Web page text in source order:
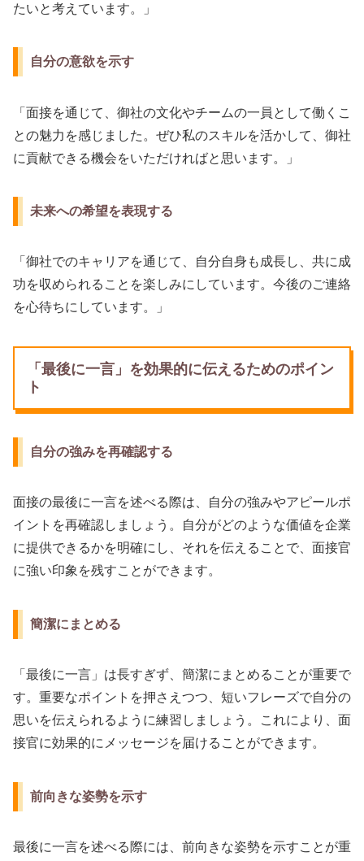
たいと考えています。」
自分の意欲を示す
「面接を通じて、御社の文化やチームの一員として働くこ
との魅力を感じました。ぜひ私のスキルを活かして、御社
に貢献できる機会をいただければと思います。」
未来への希望を表現する
「御社でのキャリアを通じて、自分自身も成長し、共に成
功を収められることを楽しみにしています。今後のご連絡
を心待ちにしています。」
「最後に一言」を効果的に伝えるためのポイン
ト
自分の強みを再確認する
面接の最後に一言を述べる際は、自分の強みやアピールポ
イントを再確認しましょう。自分がどのような価値を企業
に提供できるかを明確にし、それを伝えることで、面接官
に強い印象を残すことができます。
簡潔にまとめる
「最後に一言」は長すぎず、簡潔にまとめることが重要で
す。重要なポイントを押さえつつ、短いフレーズで自分の
思いを伝えられるように練習しましょう。これにより、面
接官に効果的にメッセージを届けることができます。
前向きな姿勢を示す
最後に一言を述べる際には、前向きな姿勢を示すことが重